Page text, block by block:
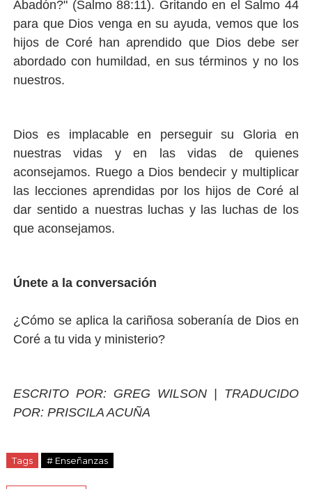
Abadón?" (Salmo 88:11). Gritando en el Salmo 44
para que Dios venga en su ayuda, vemos que los
hijos de Coré han aprendido que Dios debe ser
abordado con humildad, en sus términos y no los
nuestros.
Dios es implacable en perseguir su Gloria en
nuestras vidas y en las vidas de quienes
aconsejamos. Ruego a Dios bendecir y multiplicar
las lecciones aprendidas por los hijos de Coré al
dar sentido a nuestras luchas y las luchas de los
que aconsejamos.
Únete a la conversación
¿Cómo se aplica la cariñosa soberanía de Dios en
Coré a tu vida y ministerio?
ESCRITO POR: GREG WILSON | TRADUCIDO
POR: PRISCILA ACUÑA
Tags # Enseñanzas